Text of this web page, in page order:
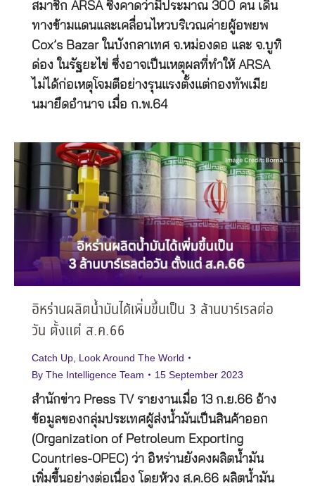
สมาชิก ARSA ซึ่งคาดว่ามีประมาณ 300 คน เดิน
ทางข้ามแดนและเคลื่อนไหวบริเวณค่ายผู้อพยพ
Cox’s Bazar ในบังกลาเทศ จ.หม่องดอ และ จ.บูทิ
ด่อง ในรัฐยะไข่ ซึ่งอาจเป็นเหตุผลที่ทำให้ ARSA
ไม่ได้ก่อเหตุโจมตีอย่างรุนแรงตั้งแต่กองทัพเมีย
นมายึดอำนาจ เมื่อ ก.พ.64
อิหร่านผลิตน้ำมันได้เพิ่มขึ้นเป็น 3 ล้านบาร์เรลต่อ
วัน ตั้งแต่ ส.ค.66
Catch Up Look Around The World
By The Intelligence Team 15 September 2023
สำนักข่าว Press TV รายงานเมื่อ 13 ก.ย.66 อ้าง
ข้อมูลของกลุ่มประเทศผู้ส่งน้ำมันเป็นสินค้าออก
(Organization of Petroleum Exporting
Countries-OPEC) ว่า อิหร่านยังคงผลิตน้ำมัน
เพิ่มขึ้นอย่างต่อเนื่อง โดยห้วง ส.ค.66 ผลิตน้ำมัน